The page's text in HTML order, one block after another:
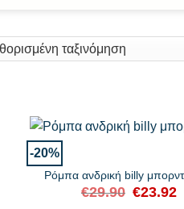
-20%
+
Ρόμπα ανδρική billy
€29.90 Original
€23.92